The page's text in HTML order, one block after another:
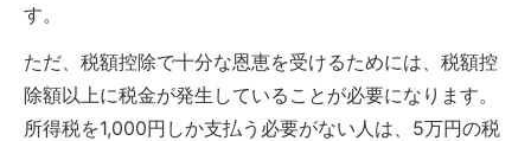
す。
ただ、税額控除で十分な恩恵を受けるためには、税額控
除額以上に税金が発生していることが必要になります。
所得税を1,000円しか支払う必要がない人は、5万円の税